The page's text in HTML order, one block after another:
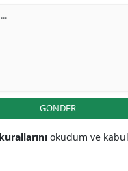
GÖNDER
okudum ve